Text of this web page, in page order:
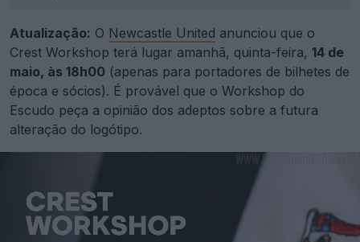
Atualização: O Newcastle United anunciou que o
Crest Workshop terá lugar amanhã, quinta-feira, 14 de
maio, às 18h00 (apenas para portadores de bilhetes de
época e sócios). É provável que o Workshop do
Escudo peça a opinião dos adeptos sobre a futura
alteração do logótipo.